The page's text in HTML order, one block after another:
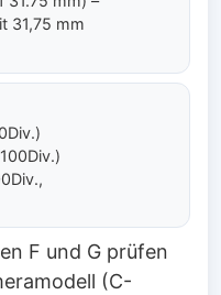
31,75 mm
F und G prüfen
(C-